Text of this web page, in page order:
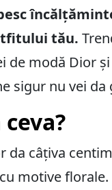
tău.
modă Dior
sigur nu vei da
da câțiva
motive florale.